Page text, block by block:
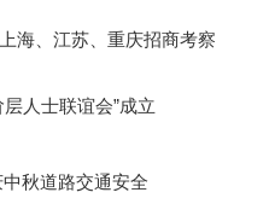
海、江苏、重庆招商考察
人士联谊会”成立
秋道路交通安全